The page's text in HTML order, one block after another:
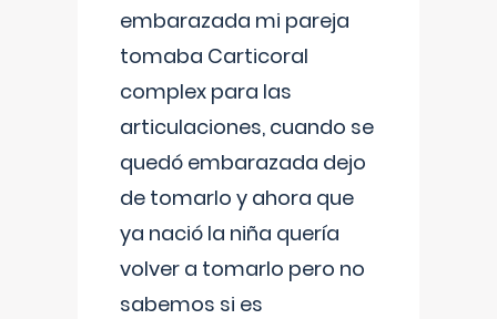
embarazada mi pareja
tomaba Carticoral
complex para las
articulaciones, cuando se
quedó embarazada dejo
de tomarlo y ahora que
ya nació la niña quería
volver a tomarlo pero no
sabemos si es